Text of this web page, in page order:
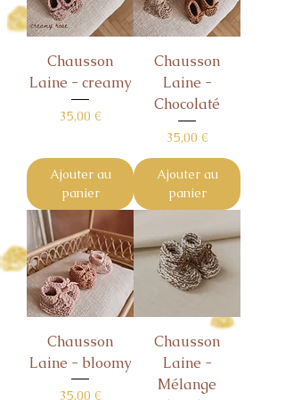
Chausson
Laine - creamy
Prix
35,00 €
Ajouter au
panier
Chausson
Laine -
Chocolaté
Prix
35,00 €
Ajouter au
panier
Chausson
Laine - bloomy
Prix
35,00 €
Chausson
Laine -
Mélange